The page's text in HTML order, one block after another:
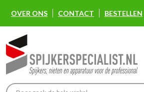
OVER ONS CONTACT BESTELLEN